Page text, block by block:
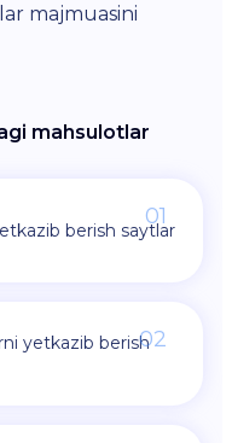
majmuasini
mahsulotlar
01
berish saytlar
02
yetkazib berish